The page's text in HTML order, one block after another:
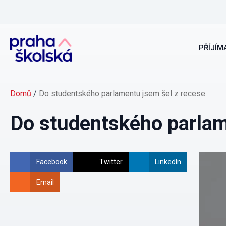
Domů / Do studentského parlamentu jsem šel z recese
Do studentského
Facebook Twitter LinkedIn
Email